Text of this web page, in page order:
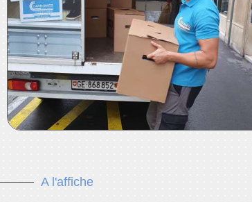
A l'affiche